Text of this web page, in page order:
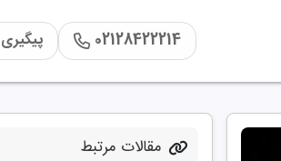
02128422214
مقالات مرتبط